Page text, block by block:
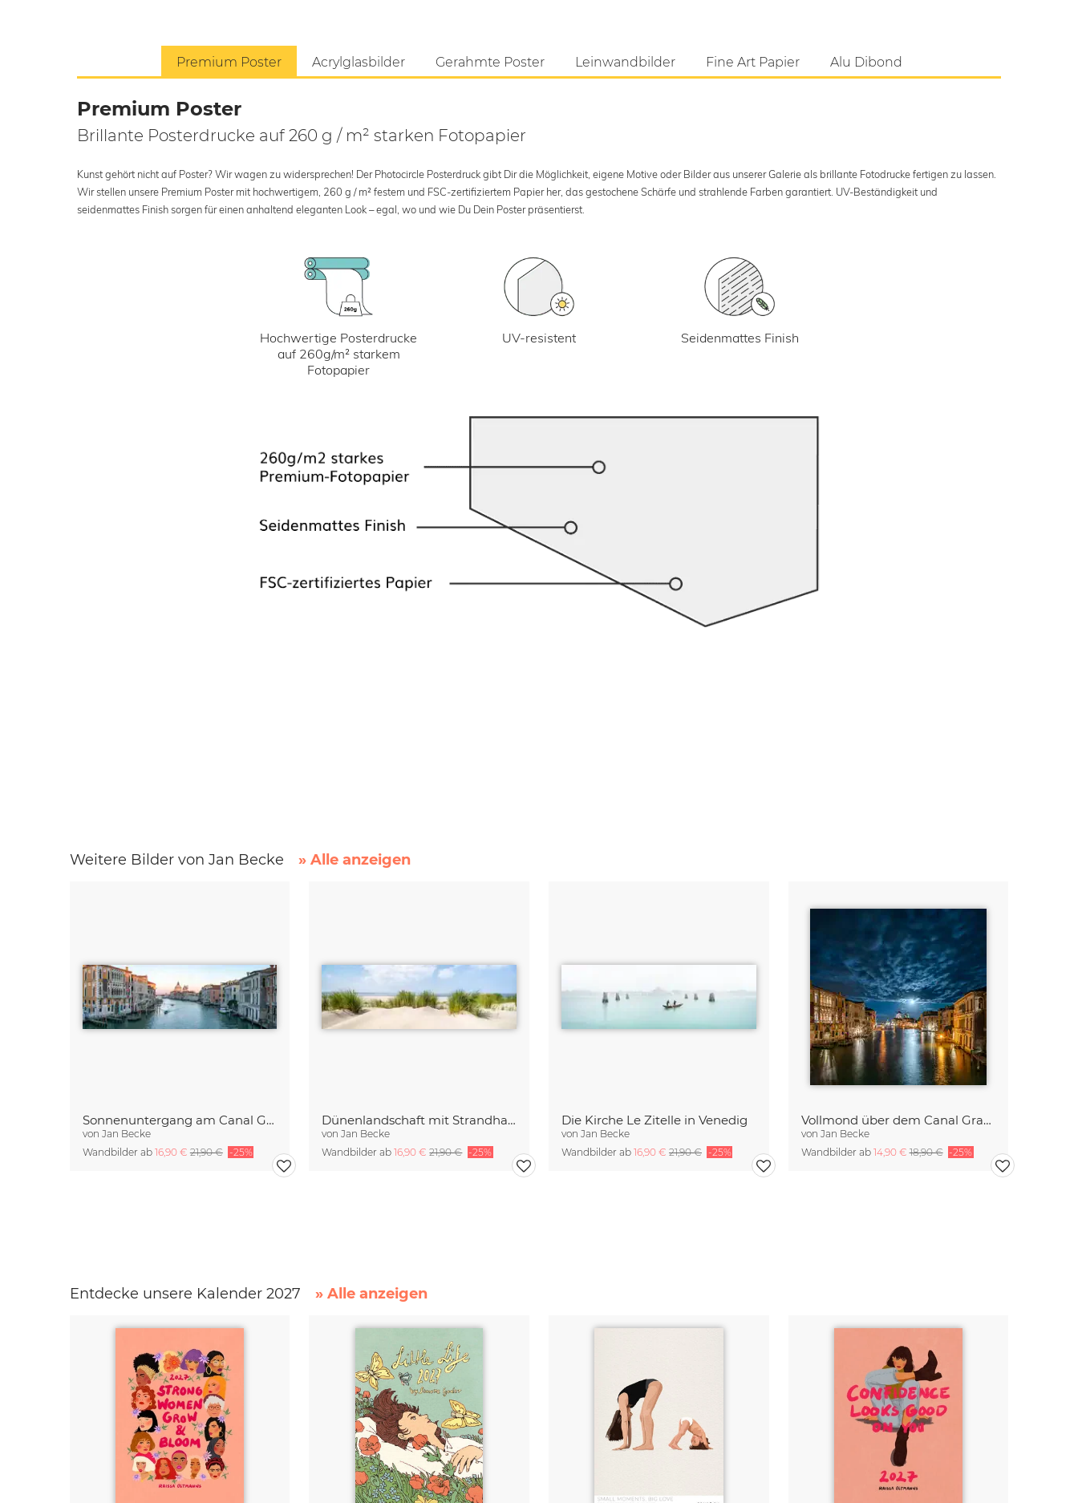
Premium Poster Acrylglasbilder Gerahmte Poster Leinwandbilder Fine Art Papier Alu Dibond
Premium Poster
Brillante Posterdrucke auf 260 g / m² starken Fotopapier
Kunst gehört nicht auf Poster? Wir wagen zu widersprechen! Der Photocircle Posterdruck gibt Dir die Möglichkeit, eigene Motive oder Bilder aus unserer Galerie als brillante Fotodrucke fertigen zu lassen.
Wir stellen unsere Premium Poster mit hochwertigem, 260 g / m² festem und FSC-zertifiziertem Papier her, das gestochene Schärfe und strahlende Farben garantiert. UV-Beständigkeit und
seidenmattes Finish sorgen für einen anhaltend eleganten Look – egal, wo und wie Du Dein Poster präsentierst.
Hochwertige Posterdrucke
auf 260g/m² starkem
Fotopapier
UV-resistent Seidenmattes Finish
Weitere Bilder von Jan Becke » Alle anzeigen
Sonnenuntergang am Canal Grande in Venedig
von Jan Becke
Wandbilder ab 16,90 €21,90 € -25%
Dünenlandschaft mit Strandhafer
vonJan Becke
Wandbilder ab16,90 €21,90 € -25%
Die Kirche Le Zitelle in Venedig
von Jan Becke
Wandbilder ab 16,90 € 21,90 € -25%
Vollmond über dem Canal Grande in Venedig
von Jan Becke
Wandbilder ab 14,90 €18,90 € -25%
Entdecke unsere Kalender 2027 » Alle anzeigen